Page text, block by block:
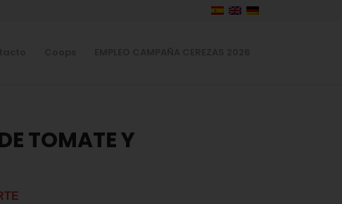
TOMATE Y